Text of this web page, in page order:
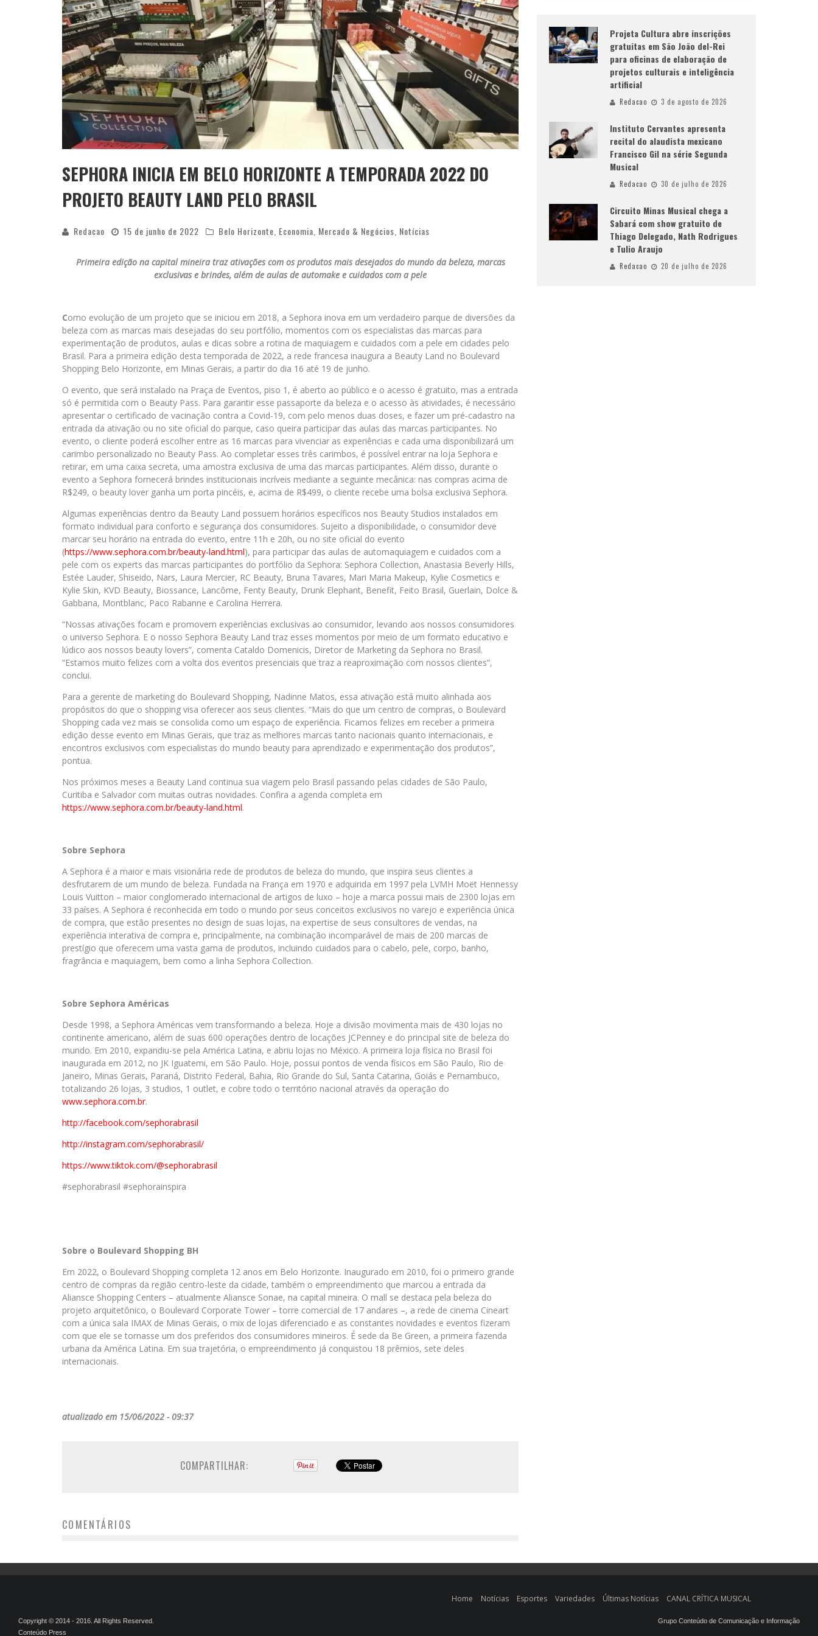
SEPHORA INICIA EM BELO HORIZONTE A TEMPORADA 2022 DO
PROJETO BEAUTY LAND PELO BRASIL
Redacao 15 de junho de 2022 Belo Horizonte Economia Mercado & Negócios Notícias
Primeira edição na capital mineira traz ativações com os produtos mais desejados do mundo da beleza, marcas
exclusivas e brindes, além de aulas de automake e cuidados com a pele
Como evolução de um projeto que se iniciou em 2018, a Sephora inova em um verdadeiro parque de diversões da
beleza com as marcas mais desejadas do seu portfólio, momentos com os especialistas das marcas para
experimentação de produtos, aulas e dicas sobre a rotina de maquiagem e cuidados com a pele em cidades pelo
Brasil. Para a primeira edição desta temporada de 2022, a rede francesa inaugura a Beauty Land no Boulevard
Shopping Belo Horizonte, em Minas Gerais, a partir do dia 16 até 19 de junho.
O evento, que será instalado na Praça de Eventos, piso 1, é aberto ao público e o acesso é gratuito, mas a entrada
só é permitida com o Beauty Pass. Para garantir esse passaporte da beleza e o acesso às atividades, é necessário
apresentar o certificado de vacinação contra a Covid-19, com pelo menos duas doses, e fazer um pré-cadastro na
entrada da ativação ou no site oficial do parque, caso queira participar das aulas das marcas participantes. No
evento, o cliente poderá escolher entre as 16 marcas para vivenciar as experiências e cada uma disponibilizará um
carimbo personalizado no Beauty Pass. Ao completar esses três carimbos, é possível entrar na loja Sephora e
retirar, em uma caixa secreta, uma amostra exclusiva de uma das marcas participantes. Além disso, durante o
evento a Sephora fornecerá brindes institucionais incríveis mediante a seguinte mecânica: nas compras acima de
R$249, o beauty lover ganha um porta pincéis, e, acima de R$499, o cliente recebe uma bolsa exclusiva Sephora.
Algumas experiências dentro da Beauty Land possuem horários específicos nos Beauty Studios instalados em
formato individual para conforto e segurança dos consumidores. Sujeito a disponibilidade, o consumidor deve
marcar seu horário na entrada do evento, entre 11h e 20h, ou no site oficial do evento
(https://www.sephora.com.br/beauty-land.html), para participar das aulas de automaquiagem e cuidados com a
pele com os experts das marcas participantes do portfólio da Sephora: Sephora Collection, Anastasia Beverly Hills,
Estée Lauder, Shiseido, Nars, Laura Mercier, RC Beauty, Bruna Tavares, Mari Maria Makeup, Kylie Cosmetics e
Kylie Skin, KVD Beauty, Biossance, Lancôme, Fenty Beauty, Drunk Elephant, Benefit, Feito Brasil, Guerlain, Dolce &
Gabbana, Montblanc, Paco Rabanne e Carolina Herrera.
“Nossas ativações focam e promovem experiências exclusivas ao consumidor, levando aos nossos consumidores
o universo Sephora. E o nosso Sephora Beauty Land traz esses momentos por meio de um formato educativo e
lúdico aos nossos beauty lovers”, comenta Cataldo Domenicis, Diretor de Marketing da Sephora no Brasil.
“Estamos muito felizes com a volta dos eventos presenciais que traz a reaproximação com nossos clientes”,
conclui.
Para a gerente de marketing do Boulevard Shopping, Nadinne Matos, essa ativação está muito alinhada aos
propósitos do que o shopping visa oferecer aos seus clientes. “Mais do que um centro de compras, o Boulevard
Shopping cada vez mais se consolida como um espaço de experiência. Ficamos felizes em receber a primeira
edição desse evento em Minas Gerais, que traz as melhores marcas tanto nacionais quanto internacionais, e
encontros exclusivos com especialistas do mundo beauty para aprendizado e experimentação dos produtos”,
pontua.
Nos próximos meses a Beauty Land continua sua viagem pelo Brasil passando pelas cidades de São Paulo,
Curitiba e Salvador com muitas outras novidades. Confira a agenda completa em
https://www.sephora.com.br/beauty-land.html.
Sobre Sephora
A Sephora é a maior e mais visionária rede de produtos de beleza do mundo, que inspira seus clientes a
desfrutarem de um mundo de beleza. Fundada na França em 1970 e adquirida em 1997 pela LVMH Moët Hennessy
Louis Vuitton – maior conglomerado internacional de artigos de luxo – hoje a marca possui mais de 2300 lojas em
33 países. A Sephora é reconhecida em todo o mundo por seus conceitos exclusivos no varejo e experiência única
de compra, que estão presentes no design de suas lojas, na expertise de seus consultores de vendas, na
experiência interativa de compra e, principalmente, na combinação incomparável de mais de 200 marcas de
prestígio que oferecem uma vasta gama de produtos, incluindo cuidados para o cabelo, pele, corpo, banho,
fragrância e maquiagem, bem como a linha Sephora Collection.
Sobre Sephora Américas
Desde 1998, a Sephora Américas vem transformando a beleza. Hoje a divisão movimenta mais de 430 lojas no
continente americano, além de suas 600 operações dentro de locações JCPenney e do principal site de beleza do
mundo. Em 2010, expandiu-se pela América Latina, e abriu lojas no México. A primeira loja física no Brasil foi
inaugurada em 2012, no JK Iguatemi, em São Paulo. Hoje, possui pontos de venda físicos em São Paulo, Rio de
Janeiro, Minas Gerais, Paraná, Distrito Federal, Bahia, Rio Grande do Sul, Santa Catarina, Goiás e Pernambuco,
totalizando 26 lojas, 3 studios, 1 outlet, e cobre todo o território nacional através da operação do
www.sephora.com.br.
http://facebook.com/sephorabrasil
http://instagram.com/sephorabrasil/
https://www.tiktok.com/@sephorabrasil
#sephorabrasil #sephorainspira
Sobre o Boulevard Shopping BH
Em 2022, o Boulevard Shopping completa 12 anos em Belo Horizonte. Inaugurado em 2010, foi o primeiro grande
centro de compras da região centro-leste da cidade, também o empreendimento que marcou a entrada da
Aliansce Shopping Centers – atualmente Aliansce Sonae, na capital mineira. O mall se destaca pela beleza do
projeto arquitetônico, o Boulevard Corporate Tower – torre comercial de 17 andares –, a rede de cinema Cineart
com a única sala IMAX de Minas Gerais, o mix de lojas diferenciado e as constantes novidades e eventos fizeram
com que ele se tornasse um dos preferidos dos consumidores mineiros. É sede da Be Green, a primeira fazenda
urbana da América Latina. Em sua trajetória, o empreendimento já conquistou 18 prêmios, sete deles
internacionais.
atualizado em 15/06/2022 - 09:37
COMPARTILHAR:
COMENTÁRIOS
Projeta Cultura abre inscrições
gratuitas em São João del-Rei
para oficinas de elaboração de
projetos culturais e inteligência
artificial
Redacao 3 de agosto de 2026
Instituto Cervantes apresenta
recital do alaudista mexicano
Francisco Gil na série Segunda
Musical
Redacao 30 de julho de 2026
Circuito Minas Musical chega a
Sabará com show gratuito de
Thiago Delegado, Nath Rodrigues
e Tulio Araujo
Redacao 20 de julho de 2026
Home Notícias Esportes Variedades Últimas Notícias CANAL CRÍTICA MUSICAL
Copyright © 2014 - 2016. All Rights Reserved.
Conteúdo Press
Grupo Conteúdo de Comunicação e Informação